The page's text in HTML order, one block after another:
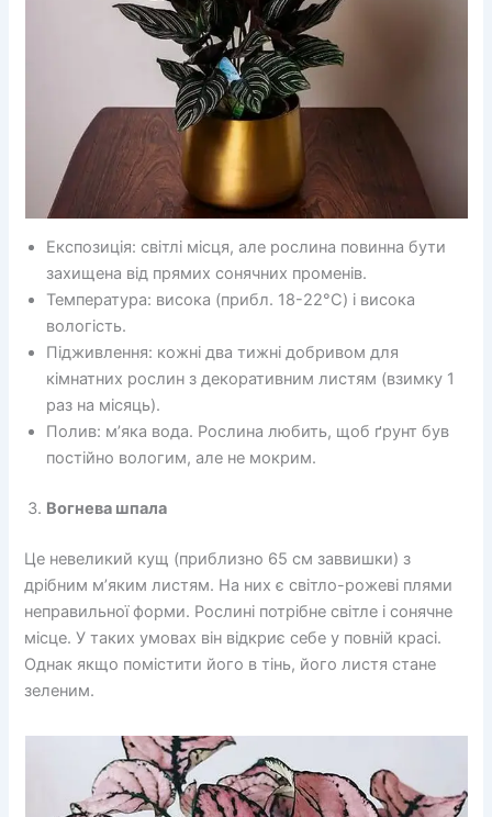
Експозиція: світлі місця, але рослина повинна бути
захищена від прямих сонячних променів.
Температура: висока (прибл. 18-22°C) і висока
вологість.
Підживлення: кожні два тижні добривом для
кімнатних рослин з декоративним листям (взимку 1
раз на місяць).
Полив: м’яка вода. Рослина любить, щоб ґрунт був
постійно вологим, але не мокрим.
Вогнева шпала
Це невеликий кущ (приблизно 65 см заввишки) з
дрібним м’яким листям. На них є світло-рожеві плями
неправильної форми. Рослині потрібне світле і сонячне
місце. У таких умовах він відкриє себе у повній красі.
Однак якщо помістити його в тінь, його листя стане
зеленим.